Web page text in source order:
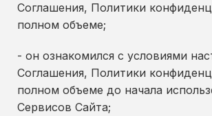
Соглашения, Политики
полном объеме;
- он ознакомился с условиями
Соглашения, Политики
полном объеме до начала
Сервисов Сайта;